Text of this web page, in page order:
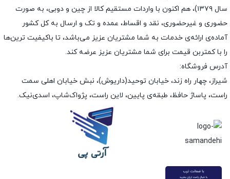
سال ۱۳۷۹)، هم اکنون با واردات مستقیم کالا از چین و دوبی، به صورت
حضوری و غیرحضوری، نقد و اقساط، عمده و تک و ارسال به کل کشور
آماده‌ی ارائه‌ی خدمات به شما مشتریان عزیز می‌باشد، تا باکیفیت ترین‌ها
را با کمتربن قیمت برای شما مشتریان عزیز عرضه کند.
آدرس فروشگاه:
شیراز، چهار راه زند، خیابان توحید(داریوش)، نبش خیابان اهلی سمت
راست، پاساژ حافظ، طبقه‌ی پایین، لاین راست، پژواک‌شاپ، اسدی‌نیک.